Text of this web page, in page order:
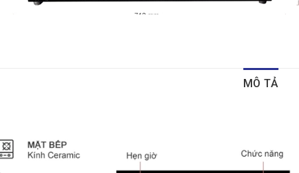
MÔ TẢ